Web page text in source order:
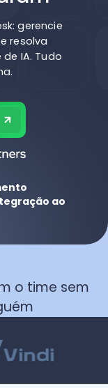
gerencie
resolva
IA. Tudo
o time sem